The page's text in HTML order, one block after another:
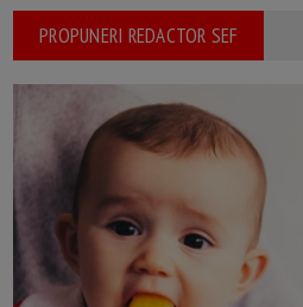
PROPUNERI REDACTOR SEF